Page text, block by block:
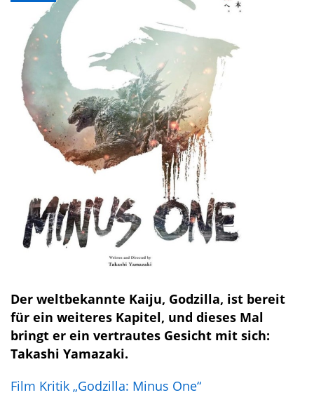
Der weltbekannte Kaiju, Godzilla, ist bereit
für ein weiteres Kapitel, und dieses Mal
bringt er ein vertrautes Gesicht mit sich:
Takashi Yamazaki.
Film Kritik „Godzilla: Minus One“